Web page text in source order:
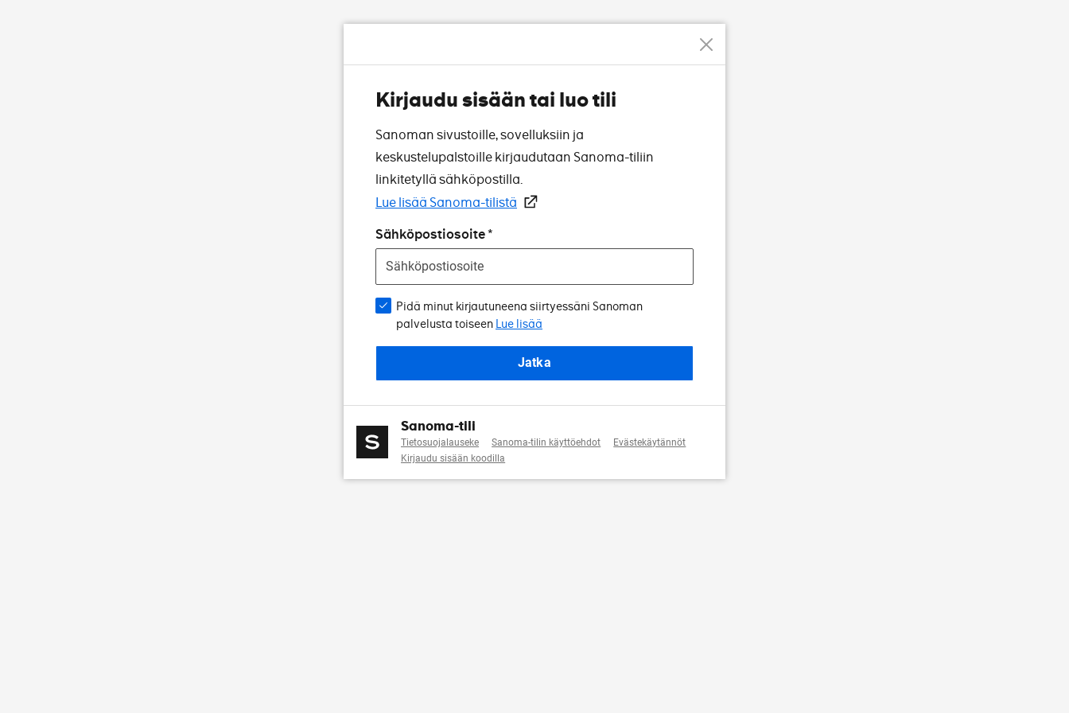
Kirjaudu sisään tai luo tili
Sanoman sivustoille, sovelluksiin ja
keskustelupalstoille kirjaudutaan Sanoma-tiliin
linkitetyllä sähköpostilla.
Lue lisää Sanoma-tilistä
Sähköpostiosoite
Pidä minut kirjautuneena siirtyessäni Sanoman
palvelusta toiseen Lue lisää
Jatka
Sanoma-tili
Tietosuojalauseke Sanoma-tilin käyttöehdot
Evästekäytännöt
Kirjaudu sisään koodilla